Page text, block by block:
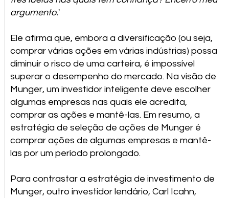
argumento.'
Ele afirma que, embora a diversificação (ou seja,
comprar várias ações em várias indústrias) possa
diminuir o risco de uma carteira, é impossível
superar o desempenho do mercado. Na visão de
Munger, um investidor inteligente deve escolher
algumas empresas nas quais ele acredita,
comprar as ações e mantê-las. Em resumo, a
estratégia de seleção de ações de Munger é
comprar ações de algumas empresas e mantê-
las por um período prolongado.
Para contrastar a estratégia de investimento de
Munger, outro investidor lendário, Carl Icahn,